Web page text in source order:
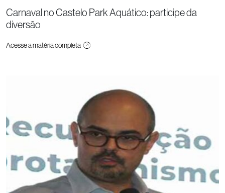
Carnaval no Castelo Park Aquático: participe da
diversão
Acesse a matéria completa